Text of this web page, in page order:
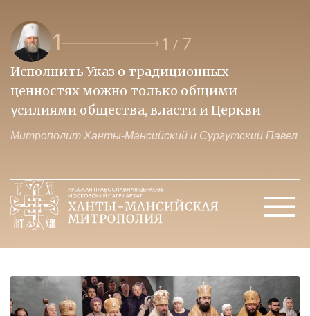
1 1 / 7
Исполнить Указ о традиционных
ценностях можно только общими
усилиями общества, власти и Церкви
Митрополит Ханты-Мансийский и Сургутский Павел